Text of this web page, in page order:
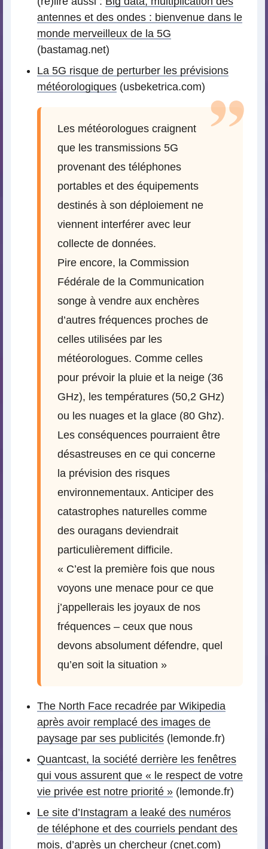
antennes et des ondes : bienvenue dans le
monde merveilleux de la 5G
(bastamag.net)
La 5G risque de perturber les prévisions
météorologiques (usbeketrica.com)
Les météorologues craignent
que les transmissions 5G
provenant des téléphones
portables et des équipements
destinés à son déploiement ne
viennent interférer avec leur
collecte de données.
Pire encore, la Commission
Fédérale de la Communication
songe à vendre aux enchères
d’autres fréquences proches de
celles utilisées par les
météorologues. Comme celles
pour prévoir la pluie et la neige (36
GHz), les températures (50,2 GHz)
ou les nuages et la glace (80 Ghz).
Les conséquences pourraient être
désastreuses en ce qui concerne
la prévision des risques
environnementaux. Anticiper des
catastrophes naturelles comme
des ouragans deviendrait
particulièrement difficile.
« C’est la première fois que nous
voyons une menace pour ce que
j’appellerais les joyaux de nos
fréquences – ceux que nous
devons absolument défendre, quel
qu’en soit la situation »
The North Face recadrée par Wikipedia
après avoir remplacé des images de
paysage par ses publicités (lemonde.fr)
Quantcast, la société derrière les fenêtres
qui vous assurent que « le respect de votre
vie privée est notre priorité » (lemonde.fr)
Le site d’Instagram a leaké des numéros
de téléphone et des courriels pendant des
mois, d’après un chercheur (cnet.com)